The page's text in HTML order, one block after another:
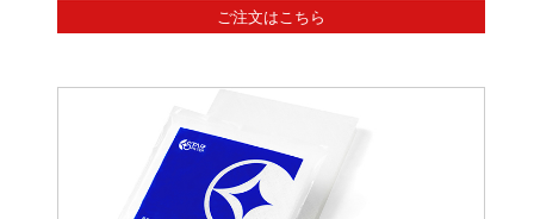
ご注文はこちら